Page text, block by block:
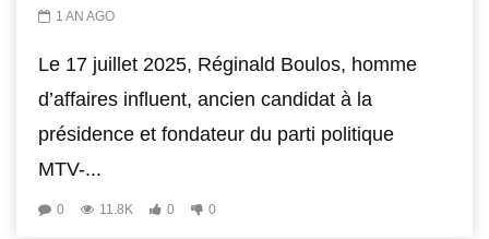
1 AN AGO
Le 17 juillet 2025, Réginald Boulos, homme
d’affaires influent, ancien candidat à la
présidence et fondateur du parti politique
MTV-...
0 11.8K 0 0